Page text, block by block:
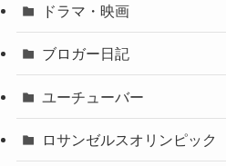
ドラマ・映画
ブロガー日記
ユーチューバー
ロサンゼルスオリンピック